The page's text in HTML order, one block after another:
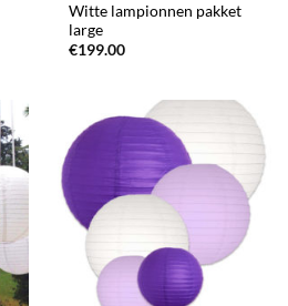
Witte lampionnen pakket
large
€199.00